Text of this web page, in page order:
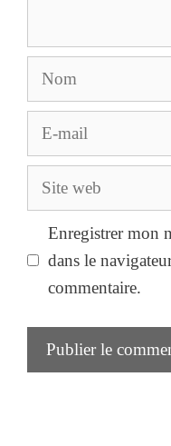
Nom
E-
Site
Enregistrer mon
dans le
commentaire.